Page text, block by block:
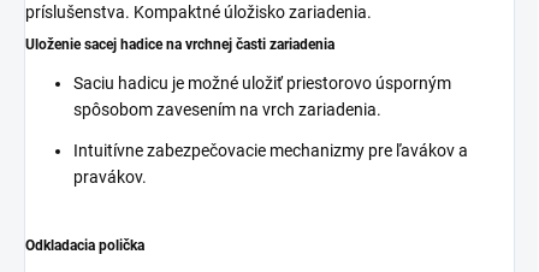
príslušenstva. Kompaktné úložisko zariadenia.
Uloženie sacej hadice na vrchnej časti zariadenia
Saciu hadicu je možné uložiť priestorovo úsporným
spôsobom zavesením na vrch zariadenia.
Intuitívne zabezpečovacie mechanizmy pre ľavákov a
pravákov.
Odkladacia polička